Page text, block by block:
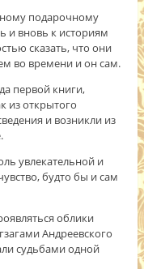
подарочному
и вновь к историям
сказать, что они
во времени и он сам.
первой книги,
из открытого
и возникли из
увлекательной и
будто бы и сам
облики
Андреевского
судьбами одной